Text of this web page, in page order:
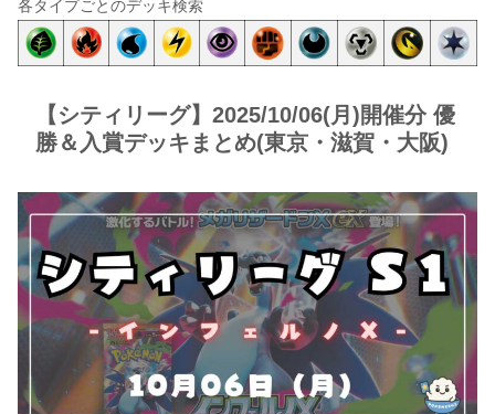
各タイプごとのデッキ検索
【シティリーグ】2025/10/06(月)開催分 優
勝＆入賞デッキまとめ(東京・滋賀・大阪)